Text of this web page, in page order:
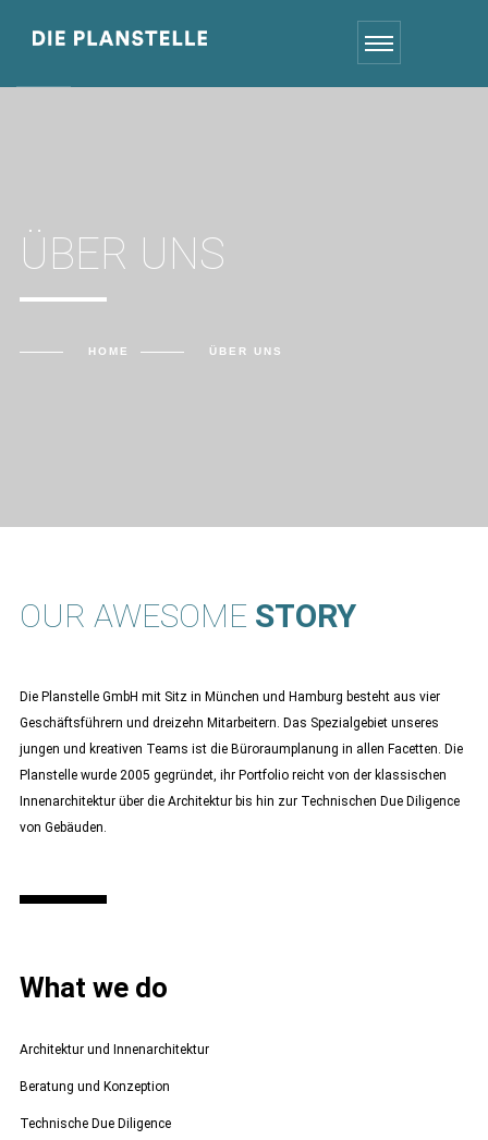
ÜBER UNS
HOME ÜBER UNS
OUR AWESOME STORY
Die Planstelle GmbH mit Sitz in München und Hamburg besteht aus vier
Geschäftsführern und dreizehn Mitarbeitern. Das Spezialgebiet unseres
jungen und kreativen Teams ist die Büroraumplanung in allen Facetten. Die
Planstelle wurde 2005 gegründet, ihr Portfolio reicht von der klassischen
Innenarchitektur über die Architektur bis hin zur Technischen Due Diligence
von Gebäuden.
What we do
Architektur und Innenarchitektur
Beratung und Konzeption
Technische Due Diligence